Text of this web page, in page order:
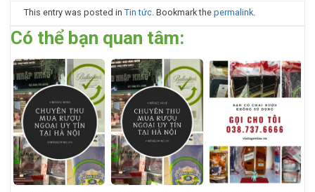
This entry was posted inTin tức. Bookmark thepermalink.
Có thể bạn quan tâm: